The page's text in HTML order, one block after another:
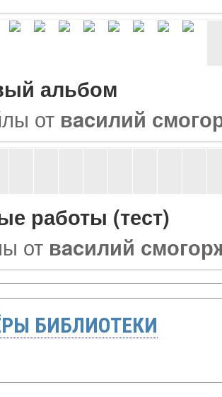
альбом
от вacилий
работы (тест)
от вacилий
БИБЛИОТЕКИ